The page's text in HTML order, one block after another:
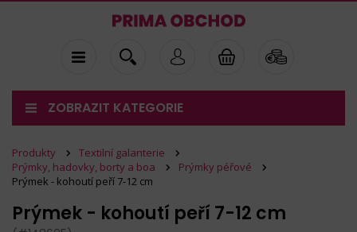
ZOBRAZIT KATEGORIE
Produkty
Textilní galanterie
Prýmky, hadovky, borty a boa
Prýmky péřové
Prýmek - kohoutí peří 7-12 cm
Prýmek - kohoutí peří 7-12 cm